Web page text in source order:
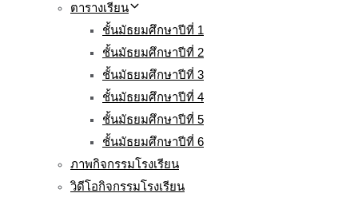
ตารางเรียน
ชั้นมัธยมศึกษาปีที่ 1
ชั้นมัธยมศึกษาปีที่ 2
ชั้นมัธยมศึกษาปีที่ 3
ชั้นมัธยมศึกษาปีที่ 4
ชั้นมัธยมศึกษาปีที่ 5
ชั้นมัธยมศึกษาปีที่ 6
ภาพกิจกรรมโรงเรียน
วิดีโอกิจกรรมโรงเรียน